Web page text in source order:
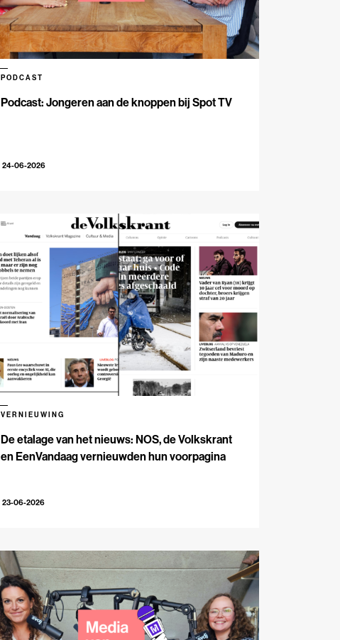
Podcast: Jongeren aan de knoppen bij Spot TV
PODCAST
24-06-2026
De etalage van het nieuws: NOS, de Volkskrant
en EenVandaag vernieuwden hun voorpagina
VERNIEUWING
23-06-2026